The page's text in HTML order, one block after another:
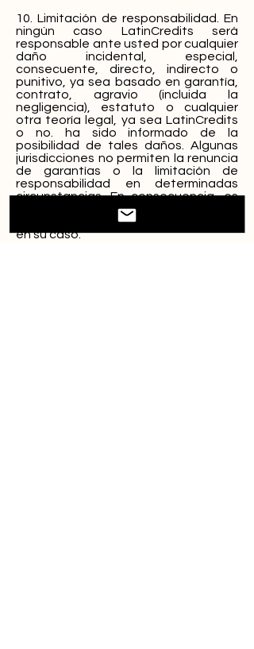
10. Limitación de responsabilidad. En
ningún caso LatinCredits será
responsable ante usted por cualquier
daño incidental, especial,
consecuente, directo, indirecto o
punitivo, ya sea basado en garantía,
contrato, agravio (incluida la
negligencia), estatuto o cualquier
otra teoría legal, ya sea LatinCredits
o no. ha sido informado de la
posibilidad de tales daños. Algunas
jurisdicciones no permiten la renuncia
de garantías o la limitación de
responsabilidad en determinadas
circunstancias. En consecuencia, es
posible que algunas de las
limitaciones anteriores no se apliquen
en su caso.